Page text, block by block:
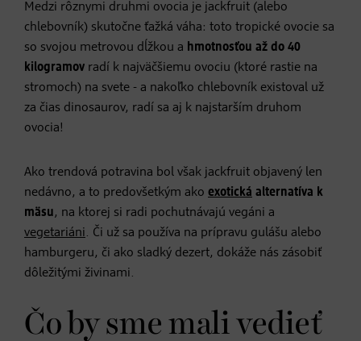
Medzi rôznymi druhmi ovocia je jackfruit (alebo
chlebovník) skutočne ťažká váha: toto tropické ovocie sa
so svojou metrovou dĺžkou a hmotnosťou až do 40
kilogramov radí k najväčšiemu ovociu (ktoré rastie na
stromoch) na svete - a nakoľko chlebovník existoval už
za čias dinosaurov, radí sa aj k najstarším druhom
ovocia!
Ako trendová potravina bol však jackfruit objavený len
nedávno, a to predovšetkým ako exotická alternatíva k
mäsu, na ktorej si radi pochutnávajú vegáni a
vegetariáni. Či už sa používa na prípravu gulášu alebo
hamburgeru, či ako sladký dezert, dokáže nás zásobiť
dôležitými živinami.
Čo by sme mali vedieť